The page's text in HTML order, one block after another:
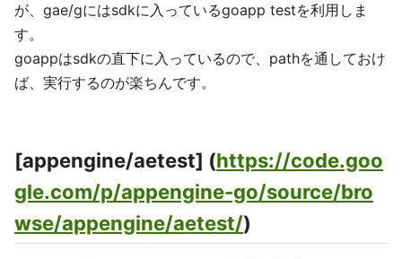
が、gae/gにはsdkに入っているgoapp testを利用しま
す。
goappはsdkの直下に入っているので、pathを通しておけ
ば、実行するのが楽ちんです。
[appengine/aetest] (https://code.goo
gle.com/p/appengine-go/source/bro
wse/appengine/aetest/)